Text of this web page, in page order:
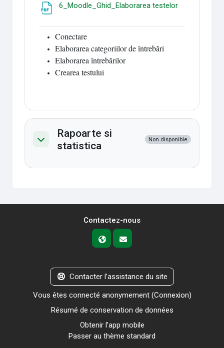
6_Moodle_Ghid_Elaborarea testelorFichier
Conectare
Elaborarea categoriilor de întrebări
Elaborarea întrebărilor
Crearea testului
Replier
Rapoarte si
statistica
Non disponible
Contactez-nous
Contacter l’assistance du site
Vous êtes connecté anonymement (Connexion)
Résumé de conservation de données
Obtenir l’app mobile
Passer au thème standard